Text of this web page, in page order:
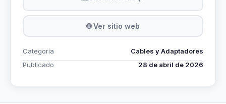
🌐 Ver sitio web
Categoría
Cables y Adaptadores
Publicado
28 de abril de 2026